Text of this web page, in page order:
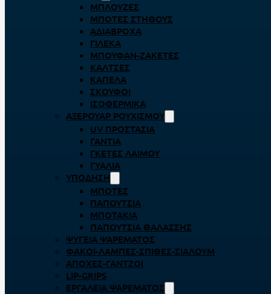
ΜΠΛΟΎΖΕΣ
ΜΠΌΤΕΣ ΣΤΉΘΟΥΣ
ΑΔΙΆΒΡΟΧΑ
ΓΙΛΈΚΑ
ΜΠΟΥΦΆΝ-ΖΑΚΈΤΕΣ
ΚΆΛΤΣΕΣ
ΚΑΠΈΛΑ
ΣΚΟΎΦΟΙ
ΙΣΟΘΕΡΜΙΚΆ
ΑΞΕΡΟΥΆΡ ΡΟΥΧΙΣΜΟΎ
UV ΠΡΟΣΤΑΣΊΑ
ΓΆΝΤΙΑ
ΓΚΈΤΕΣ ΛΑΊΜΟΥ
ΓΥΑΛΙΆ
ΥΠΌΔΗΣΗ
ΜΠΌΤΕΣ
ΠΑΠΟΎΤΣΙΑ
ΜΠΟΤΆΚΙΑ
ΠΑΠΟΎΤΣΙΑ ΘΑΛΆΣΣΗΣ
ΨΥΓΕΊΑ ΨΑΡΈΜΑΤΟΣ
ΦΑΚΟΊ-ΛΆΜΠΕΣ-ΣΠΊΘΕΣ-ΣΊΑΛΟΥΜ
ΑΠΌΧΕΣ-ΓΆΝΤΖΟΙ
LIP-GRIPS
EΡΓΑΛΕΊΑ ΨΑΡΈΜΑΤΟΣ